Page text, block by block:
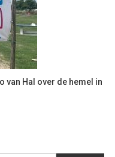
van Hal over de hemel in